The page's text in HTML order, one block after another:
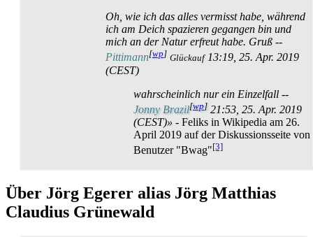
Oh, wie ich das alles vermisst habe, während
ich am Deich spazieren gegangen bin und
mich an der Natur erfreut habe. Gruß --
Pittimann[wp] Glückauf13:19, 25. Apr. 2019
(CEST)
wahrscheinlich nur ein Einzelfall --
Jonny Brazil[wp]21:53, 25. Apr. 2019
(CEST)» - Feliks in Wikipedia am 26.
April 2019 auf der Diskussionsseite von
Benutzer "Bwag"[3]
Über Jörg Egerer alias Jörg Matthias
Claudius Grünewald